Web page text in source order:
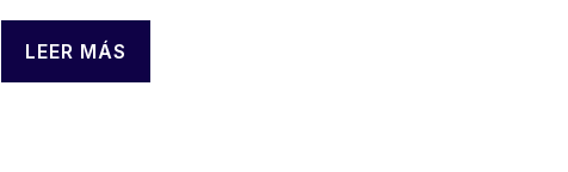
LEER MÁS